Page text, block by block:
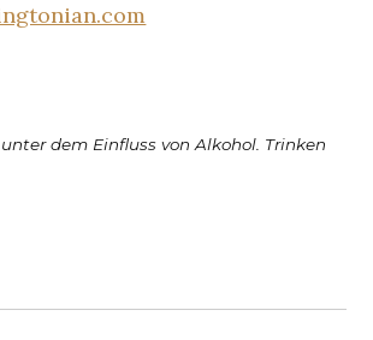
dem Einfluss von Alkohol. Trinken